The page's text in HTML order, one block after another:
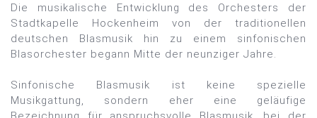
Die musikalische Entwicklung des Orchesters der
Stadtkapelle Hockenheim von der traditionellen
deutschen Blasmusik hin zu einem sinfonischen
Blasorchester begann Mitte der neunziger Jahre.
Sinfonische Blasmusik ist keine spezielle
Musikgattung, sondern eher eine geläufige